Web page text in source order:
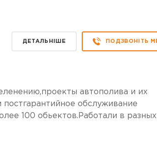
ДЕТАЛЬНІШЕ ПОДЗВОНІТЬ
автополива и их
обслуживание
100 обьектов.Работали в разных